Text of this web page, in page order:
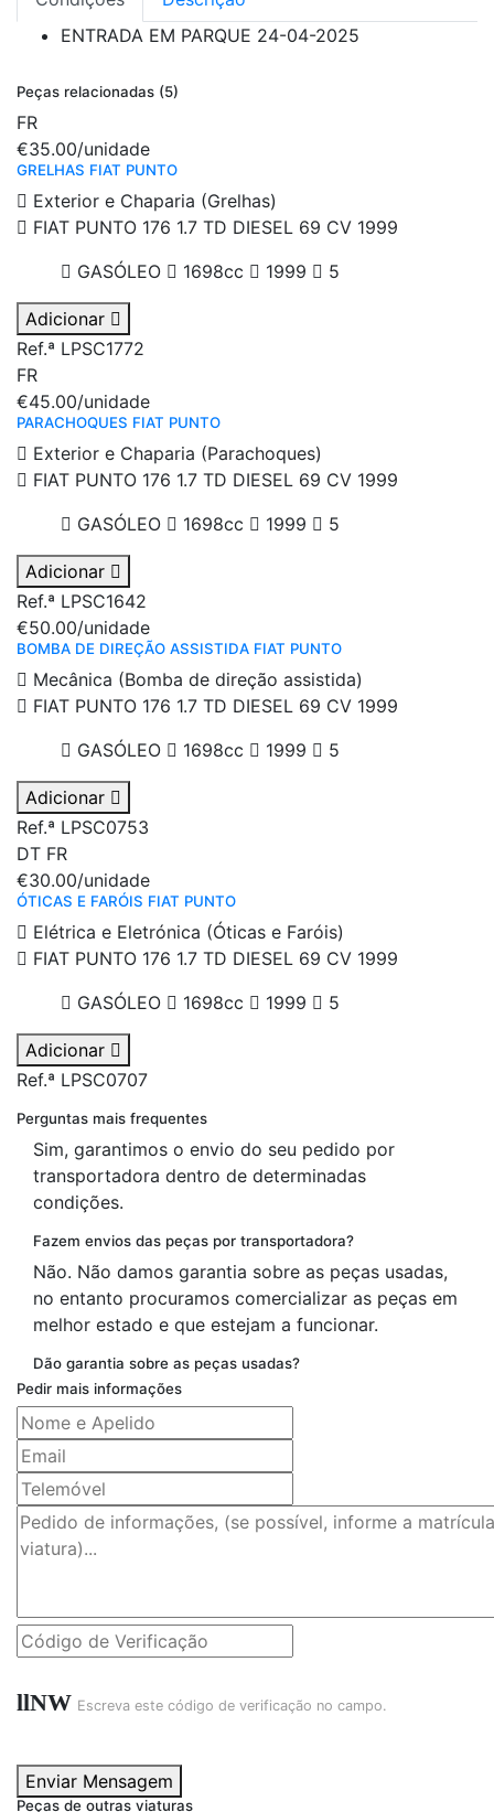
ENTRADA EM PARQUE 24-04-2025
Peças relacionadas (5)
FR
€35.00/unidade
GRELHAS FIAT PUNTO
Exterior e Chaparia (Grelhas)
FIAT PUNTO 176 1.7 TD DIESEL 69 CV 1999
GASÓLEO
1698cc 1999 5
Adicionar
Ref.ª LPSC1772
FR
€45.00/unidade
PARACHOQUES FIAT PUNTO
Exterior e Chaparia (Parachoques)
FIAT PUNTO 176 1.7 TD DIESEL 69 CV 1999
GASÓLEO
1698cc 1999 5
Adicionar
Ref.ª LPSC1642
€50.00/unidade
BOMBA DE DIREÇÃO ASSISTIDA FIAT PUNTO
Mecânica (Bomba de direção assistida)
FIAT PUNTO 176 1.7 TD DIESEL 69 CV 1999
GASÓLEO
1698cc 1999 5
Adicionar
Ref.ª LPSC0753
DT FR
€30.00/unidade
ÓTICAS E FARÓIS FIAT PUNTO
Elétrica e Eletrónica (Óticas e Faróis)
FIAT PUNTO 176 1.7 TD DIESEL 69 CV 1999
GASÓLEO
1698cc 1999 5
Adicionar
Ref.ª LPSC0707
Perguntas mais frequentes
Sim, garantimos o envio do seu pedido por
transportadora dentro de determinadas
condições.
Fazem envios das peças por transportadora?
Não. Não damos garantia sobre as peças usadas,
no entanto procuramos comercializar as peças em
melhor estado e que estejam a funcionar.
Dão garantia sobre as peças usadas?
Pedir mais informações
llNW Escreva este código de verificação no campo.
Enviar Mensagem
Peças de outras viaturas